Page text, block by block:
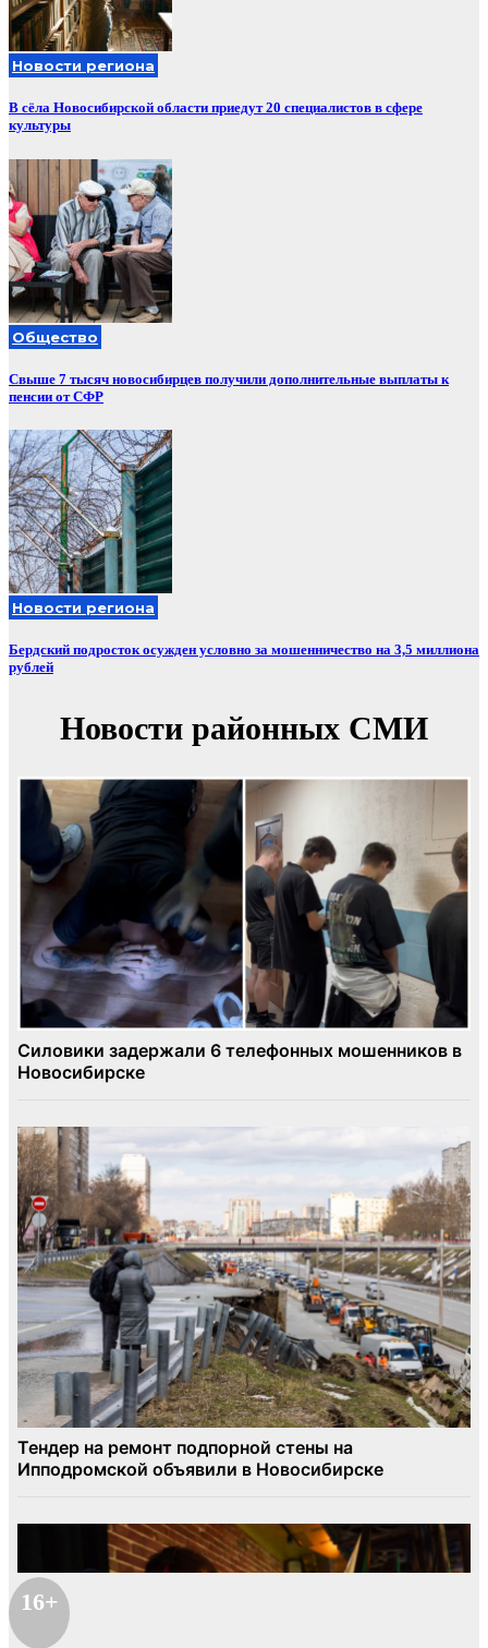
Новости региона
В сёла Новосибирской области приедут 20 специалистов в сфере
культуры
Общество
Свыше 7 тысяч новосибирцев получили дополнительные выплаты к
пенсии от СФР
Новости региона
Бердский подросток осужден условно за мошенничество на 3,5 миллиона
рублей
16+